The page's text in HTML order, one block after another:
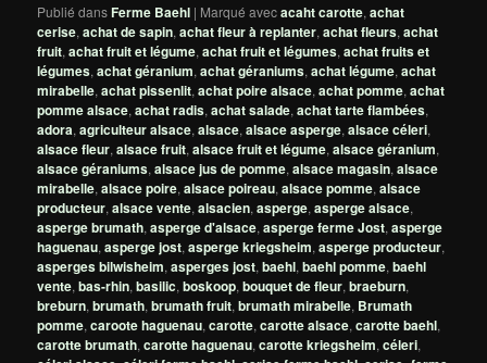
Publié dansFerme Baehl | Marqué avecacaht carotte,achat
cerise,achat de sapin,achat fleur à replanter,achat fleurs,achat
fruit,achat fruit et légume,achat fruit et légumes,achat fruits et
légumes,achat géranium,achat géraniums,achat légume,achat
mirabelle,achat pissenlit,achat poire alsace,achat pomme,achat
pomme alsace,achat radis,achat salade,achat tarte flambées,
adora,agriculteur alsace,alsace,alsace asperge,alsace céleri,
alsace fleur,alsace fruit,alsace fruit et légume,alsace géranium,
alsace géraniums,alsace jus de pomme,alsace magasin,alsace
mirabelle,alsace poire,alsace poireau,alsace pomme,alsace
producteur,alsace vente,alsacien,asperge,asperge alsace,
asperge brumath,asperge d'alsace,asperge ferme Jost,asperge
haguenau,asperge jost,asperge kriegsheim,asperge producteur,
asperges bilwisheim,asperges jost,baehl,baehl pomme,baehl
vente,bas-rhin,basilic,boskoop,bouquet de fleur,braeburn,
breburn,brumath,brumath fruit,brumath mirabelle, Brumath
pomme,caroote haguenau,carotte,carotte alsace,carotte baehl,
carotte brumath,carotte haguenau,carotte kriegsheim,céleri,